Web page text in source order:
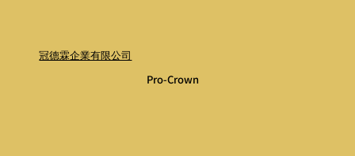
冠德霖企業有限公司
Pro-Crown